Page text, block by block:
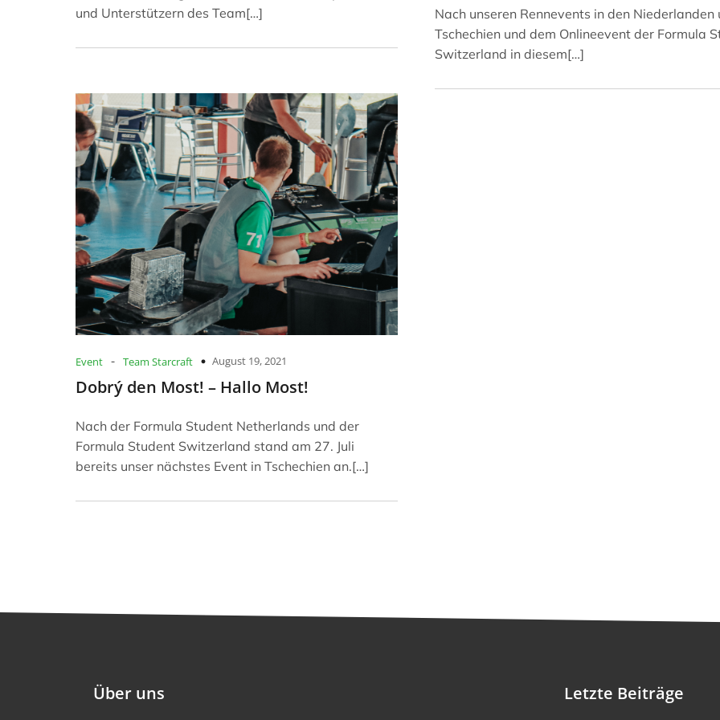
und Unterstützern des Team[…]
Nach unseren Rennevents in den Niederlanden
Tschechien und dem Onlineevent der Formula
Switzerland in diesem[…]
Event - Team Starcraft August 19, 2021
Dobrý den Most! – Hallo Most!
Nach der Formula Student Netherlands und der
Formula Student Switzerland stand am 27. Juli
bereits unser nächstes Event in Tschechien an.[…]
Über uns Letzte Beiträge